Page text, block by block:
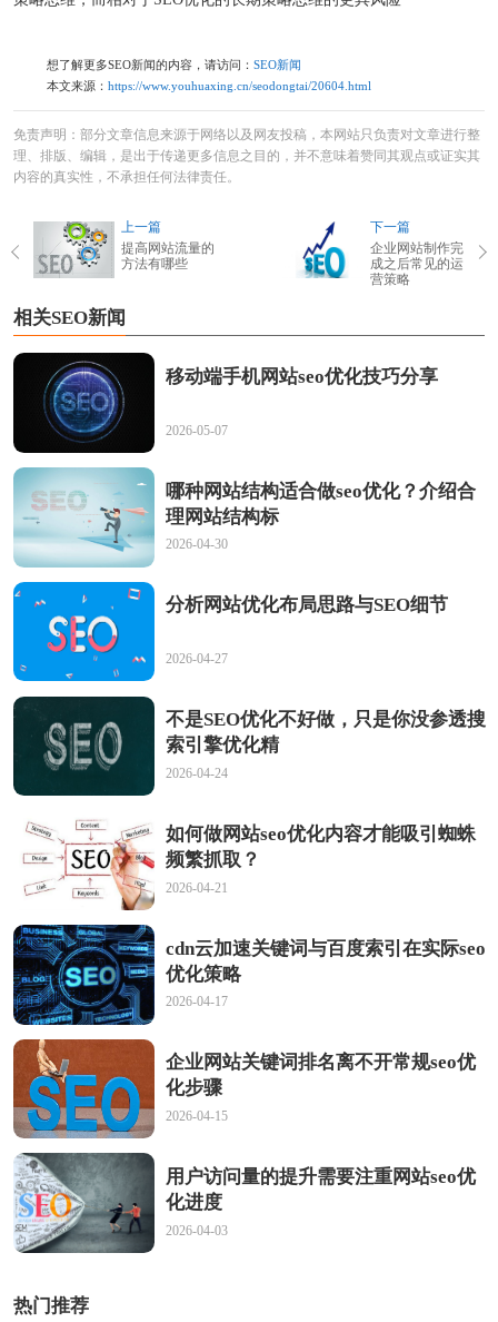
想了解更多SEO新闻的内容，请访问： SEO新闻
本文来源： https://www.youhuaxing.cn/seodongtai/20604.html
免责声明：部分文章信息来源于网络以及网友投稿，本网站只负责对文章进行整
理、排版、编辑，是出于传递更多信息之目的，并不意味着赞同其观点或证实其
内容的真实性，不承担任何法律责任。
上一篇
提高网站流量的
方法有哪些
下一篇
企业网站制作完
成之后常见的运
营策略
相关SEO新闻
移动端手机网站seo优化技巧分享
2026-05-07
哪种网站结构适合做seo优化？介绍合
理网站结构标
2026-04-30
分析网站优化布局思路与SEO细节
2026-04-27
不是SEO优化不好做，只是你没参透搜
索引擎优化精
2026-04-24
如何做网站seo优化内容才能吸引蜘蛛
频繁抓取？
2026-04-21
cdn云加速关键词与百度索引在实际seo
优化策略
2026-04-17
企业网站关键词排名离不开常规seo优
化步骤
2026-04-15
用户访问量的提升需要注重网站seo优
化进度
2026-04-03
热门推荐